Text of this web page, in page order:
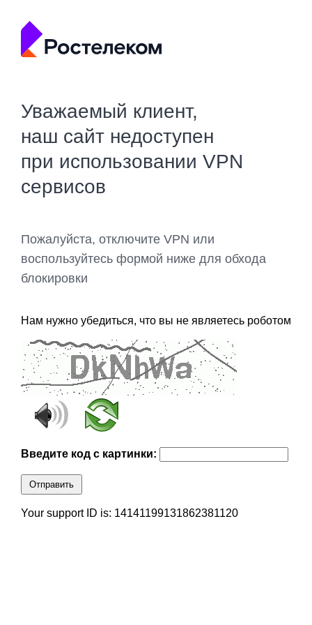
Уважаемый клиент,
наш сайт недоступен
при использовании VPN
сервисов
Пожалуйста, отключите VPN или
воспользуйтесь формой ниже для обхода
блокировки
Нам нужно убедиться, что вы не являетесь роботом
Введите код с картинки:
Отправить
Your support ID is: 14141199131862381120